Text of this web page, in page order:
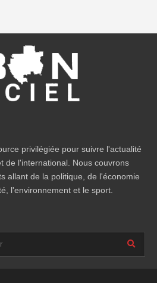
privilégiée pour suivre l'actualité
de l'international. Nous couvrons
allant de la politique, de l'économie
l'environnement et le sport.